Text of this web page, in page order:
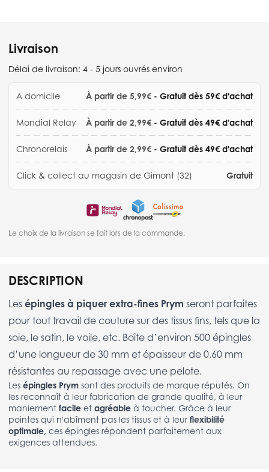
Livraison
Délai de livraison: 4 - 5 jours ouvrés environ
A domicile À partir de 5,99€ - Gratuit dès 59€ d'achat
Mondial Relay À partir de 2,99€ - Gratuit dès 49€ d'achat
Chronorelais À partir de 2,99€ - Gratuit dès 49€ d'achat
Click & collect au magasin de Gimont (32) Gratuit
Le choix de la livraison se fait lors de la commande.
DESCRIPTION
Les épingles à piquer extra-fines Prym seront parfaites
pour tout travail de couture sur des tissus fins, tels que la
soie, le satin, le voile, etc. Boîte d’environ 500 épingles
d’une longueur de 30 mm et épaisseur de 0,60 mm
résistantes au repassage avec une pelote.
Les épingles Prym sont des produits de marque réputés. On
les reconnaît à leur fabrication de grande qualité, à leur
maniement facile et agréable à toucher. Grâce à leur
pointes qui n'abîment pas les tissus et à leurflexibilité
optimale, ces épingles répondent parfaitement aux
exigences attendues.